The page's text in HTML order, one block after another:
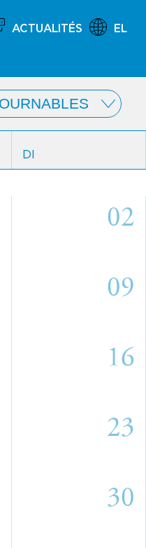
ACTUALITÉS EL
DI
02
09
16
23
30